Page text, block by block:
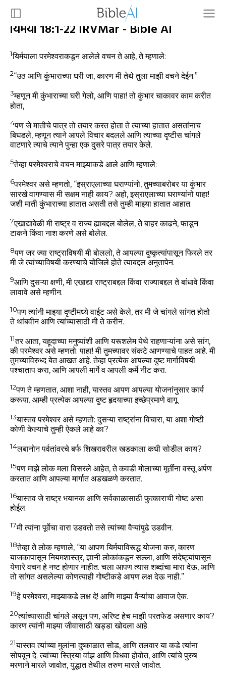
यिर्मया 18:1-22 IRVMar - Bible AI
1यिर्मयाला परमेश्वराकडून आलेले वचन ते आहे, ते म्हणाले:
2“उठ आणि कुंभाराच्या घरी जा, कारण मी तेथे तुला माझी वचने देईन.”
3म्हणून मी कुंभाराच्या घरी गेलो, आणि पाहा! तो कुंभार चाकावर काम करीत
होता,
4पण जे मातीचे पात्र तो तयार करत होता ते त्याच्या हातात असतांनाच
बिघडले, म्हणून त्याने आपले विचार बदलले आणि त्याच्या दृष्टीस चांगले
वाटणारे त्याचे त्याने पुन्हा एक दुसरे पात्र तयार केले.
5तेव्हा परमेश्वराचे वचन माझ्याकडे आले आणि म्हणाले:
6परमेश्वर असे म्हणतो, “इस्राएलाच्या घराण्यांनो, तुमच्याबरोबर या कुंभार
सारखे वागण्यास मी सक्षम नाही काय? अहो, इस्राएलाच्या घराण्यांनो पाहा!
जशी माती कुंभाराच्या हातात असती तसे तुम्ही माझ्या हातात आहात.
7एखाद्यावेळी मी राष्ट्र व राज्य ह्याबद्दल बोलेल, ते बाहर काढने, फाडून
टाकने किंवा नाश करणे असे बोलेल.
8पण जर ज्या राष्ट्राविषयी मी बोललो, ते आपल्या दुष्कृत्यांपासून फिरले तर
मी जे त्यांच्याविषयी करण्याचे योजिले होते त्याबद्दल अनुतापेन.
9आणि दुसऱ्या क्षणी, मी एखाद्या राष्ट्राबद्दल किंवा राज्याबद्दल ते बांधावे किंवा
लावावे असे म्हणीन.
10पण त्यांनी माझ्या दृष्टीमध्ये वाईट असे केले, तर मी जे चांगले सांगत होतो
ते थांबवीन आणि त्यांच्यासाठी मी ते करीन.
11तर आता, यहूदाच्या मनुष्यांशी आणि यरूशलेम येथे राहणाऱ्यांना असे सांग,
की परमेश्वर असे म्हणतो: पाहा! मी तुमच्यावर संकटे आणण्याचे पाहत आहे. मी
तुमच्याविरुध्द बेत आखत आहे. तेव्हा प्रत्येक आपल्या दुष्ट मार्गाविषयी
पश्चाताप करा, आणि आपली मार्गे व आपली कर्मे नीट करा.
12पण ते म्हणतात, आशा नाही, यास्तव आपण आपल्या योजनांनुसार कार्य
करूया. आम्ही प्रत्येक आपल्या दुष्ट हृदयाच्या इच्छेप्रमाणे वागू.
13यास्तव परमेश्वर असे म्हणतो: दुसऱ्या राष्ट्रांना विचारा, या अशा गोष्टी
कोणी केल्याचे तुम्ही ऐकले आहे का?
14लबानोन पर्वतांवरचे बर्फ शिखरावरील खडकाला कधी सोडील काय?
15पण माझे लोक मला विसरले आहेत, ते कवडी मोलाच्या मूर्तींना वस्तू अर्पण
करतात आणि आपल्या मार्गात अडखळणे करतात.
16यास्तव जे राष्ट्र भयानक आणि सर्वकाळासाठी फुत्काराची गोष्ट असा
होईल.
17मी त्यांना पूर्वेचा वारा उडवतो तसे त्यांच्या वैऱ्यांपुढे उडवीन.
18तेव्हा ते लोक म्हणाले, “या आपण यिर्मयाविरूद्ध योजना करु, कारण
याजकापासून नियमशास्त्र, ज्ञानी लोकांकडून सल्ला, आणि संदेष्ट्यांपासून
येणारे वचन हे नष्ट होणार नाहीत. चला आपण त्यास शब्दांचा मारा देऊ, आणि
तो सांगत असलेल्या कोणत्याही गोष्टीकडे आपण लक्ष देऊ नाही.”
19हे परमेश्वरा, माझ्याकडे लक्ष दे! आणि माझ्या वैऱ्यांचा आवाज ऐक.
20त्यांच्यासाठी चांगले असून पण, अरिष्ट हेच माझी परतफेड असणार काय?
कारण त्यांनी माझ्या जीवासाठी खड्डा खोदला आहे.
21यास्तव त्यांच्या मुलांना दुष्काळात सोड, आणि तलवार या कडे त्यांना
सोपवून दे. त्यांच्या स्त्रिया वांझ आणि विधवा होवोत, आणि त्यांचे पुरुष
मरणाने मारले जावोत, युद्धात तेथील तरुण मारले जावोत.